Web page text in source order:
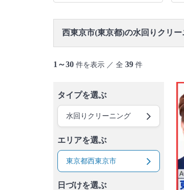
西東京市(東京都)の水回りクリ
1～30 件を表示 ／ 全 39 件
タイプを選ぶ
水回りクリーニング
エリアを選ぶ
東京都西東京市
日づけを選ぶ